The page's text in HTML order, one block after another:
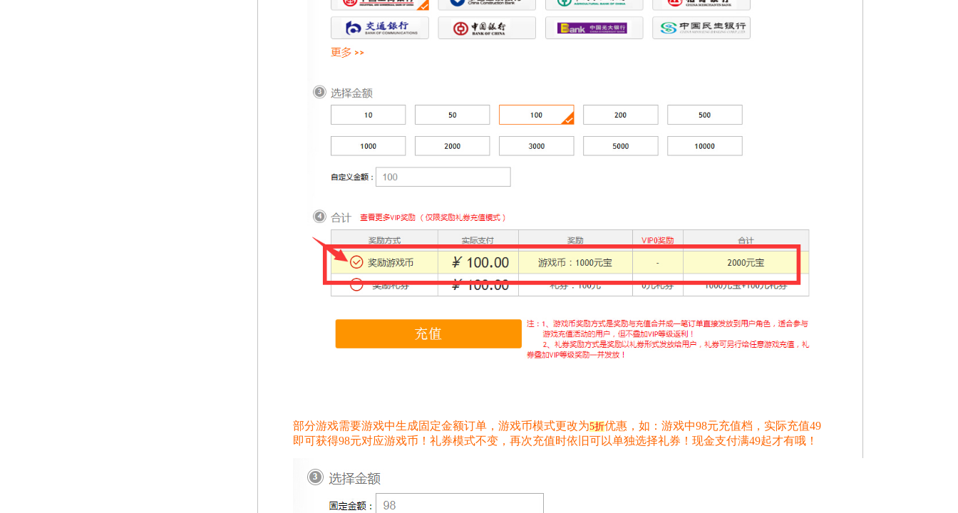
部分游戏需要游戏中生成固定金额订单，游戏币模式更改为5折优惠，如：游戏中98元充值档，实际充值49
即可获得98元对应游戏币！礼券模式不变，再次充值时依旧可以单独选择礼券！现金支付满49起才有哦！